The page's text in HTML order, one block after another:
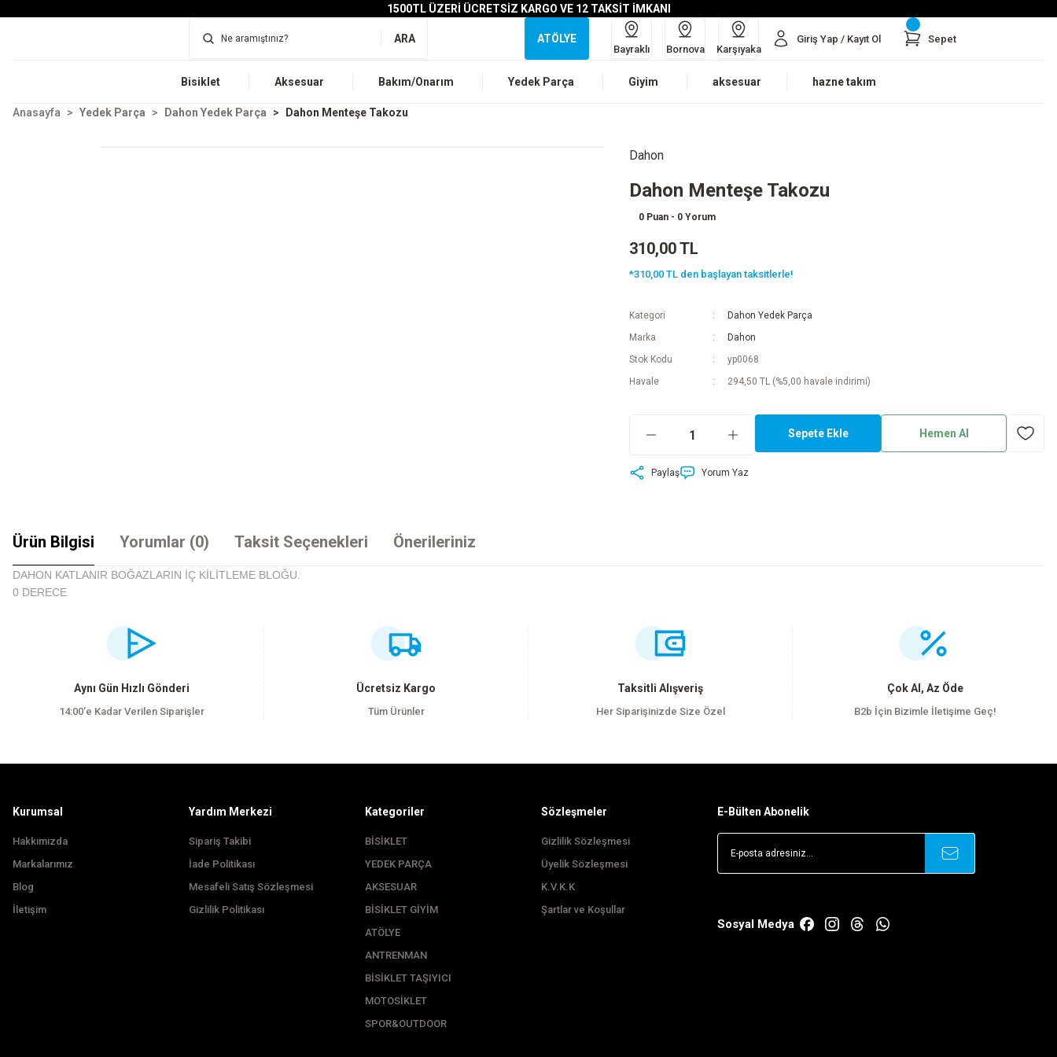
1500TL ÜZERİ ÜCRETSİZ KARGO VE 12 TAKSİT İMKANI
ARA ATÖLYE
Bayraklı Bornova Karşıyaka
Giriş Yap / Kayıt Ol Sepet
Bisiklet Aksesuar Bakım/Onarım Yedek Parça Giyim aksesuar hazne takım
Anasayfa Yedek Parça Dahon Yedek Parça Dahon Menteşe Takozu
Dahon
Dahon Menteşe Takozu
0 Puan - 0 Yorum
310,00 TL
*310,00 TL den başlayan taksitlerle!
Kategori
Dahon Yedek Parça
Marka
Dahon
Stok Kodu
yp0068
Havale
294,50 TL (%5,00 havale indirimi)
Sepete Ekle Hemen Al
Paylaş Yorum Yaz
Ürün Bilgisi Yorumlar (0) Taksit Seçenekleri Önerileriniz
DAHON KATLANIR BOĞAZLARIN İÇ KİLİTLEME BLOĞU.
0 DERECE
Görüş ve önerileriniz için teşekkür ederiz.
Ürün açıklamasında eksik bilgiler bulunuyor.
Ürün bilgilerinde hatalar bulunuyor.
Aynı Gün Hızlı Gönderi
14:00’e Kadar Verilen Siparişler
Ücretsiz Kargo
Tüm Ürünler
Taksitli Alışveriş
Her Siparişinizde Size Özel
Çok Al, Az Öde
B2b İçin Bizimle İletişime Geç!
Kurumsal
Hakkımızda
Markalarımız
Blog
İletişim
Yardım Merkezi
Sipariş Takibi
İade Politikası
Mesafeli Satış Sözleşmesi
Gizlilik Politikası
Kategoriler
BİSİKLET
YEDEK PARÇA
AKSESUAR
BİSİKLET GİYİM
ATÖLYE
ANTRENMAN
BİSİKLET TAŞIYICI
MOTOSİKLET
SPOR&OUTDOOR
Sözleşmeler
Gizlilik Sözleşmesi
Üyelik Sözleşmesi
K.V.K.K
Şartlar ve Koşullar
E-Bülten Abonelik
Sosyal Medya